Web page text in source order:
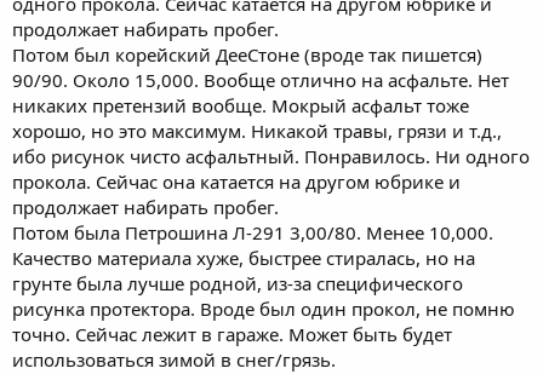
продолжает набирать пробег.
Потом был корейский ДееСтоне (вроде так пишется)
90/90. Около 15,000. Вообще отлично на асфальте. Нет
никаких претензий вообще. Мокрый асфальт тоже
хорошо, но это максимум. Никакой травы, грязи и т.д.,
ибо рисунок чисто асфальтный. Понравилось. Ни одного
прокола. Сейчас она катается на другом юбрике и
продолжает набирать пробег.
Потом была Петрошина Л-291 3,00/80. Менее 10,000.
Качество материала хуже, быстрее стиралась, но на
грунте была лучше родной, из-за специфического
рисунка протектора. Вроде был один прокол, не помню
точно. Сейчас лежит в гараже. Может быть будет
использоваться зимой в снег/грязь.